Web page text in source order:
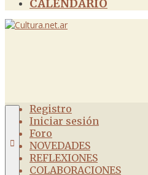
CALENDARIO
Registro
Iniciar sesión
Foro
NOVEDADES
REFLEXIONES
COLABORACIONES